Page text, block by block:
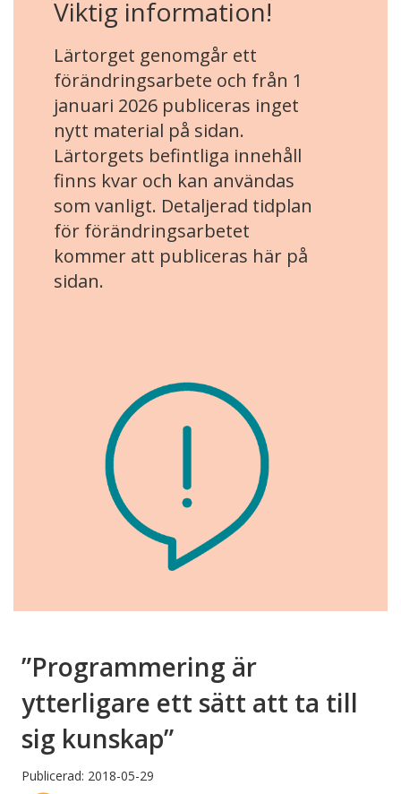
Viktig information!
Lärtorget genomgår ett
förändringsarbete och från 1
januari 2026 publiceras inget
nytt material på sidan.
Lärtorgets befintliga innehåll
finns kvar och kan användas
som vanligt. Detaljerad tidplan
för förändringsarbetet
kommer att publiceras här på
sidan.
”Programmering är
ytterligare ett sätt att ta till
sig kunskap”
Publicerad: 2018-05-29